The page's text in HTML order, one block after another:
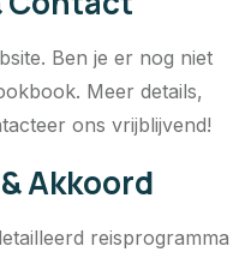
Ben je er nog niet
Meer details,
ons vrijblijvend!
Akkoord
reisprogramma